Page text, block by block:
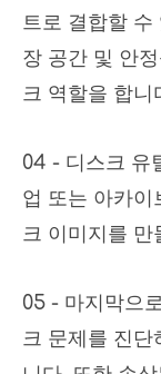
트로 결합할 수
장 공간 및 안
크 역할을 합니
04 - 디스크 유
업 또는 아카이
크 이미지를 만
05 - 마지막으
크 문제를 진단